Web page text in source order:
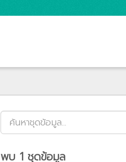
พบ 1 ชุดข้อมูล